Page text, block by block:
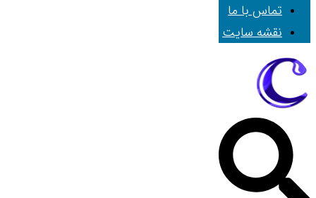
تماس با ما
نقشه سایت